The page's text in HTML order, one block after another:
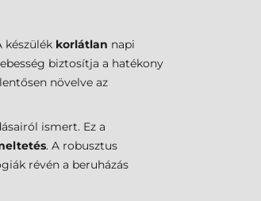
készülék korlátlan napi
biztosítja a hatékony
növelve az
ismert. Ez a
. A robusztus
révén a beruházás